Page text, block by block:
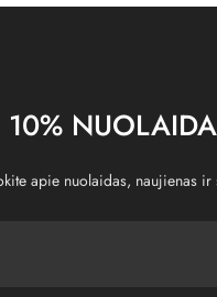
apie nuolaidas, naujienas ir